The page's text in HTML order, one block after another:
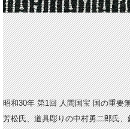
昭和30年 第1回 人間国宝 国の重要
芳松氏、道具彫りの中村勇二郎氏